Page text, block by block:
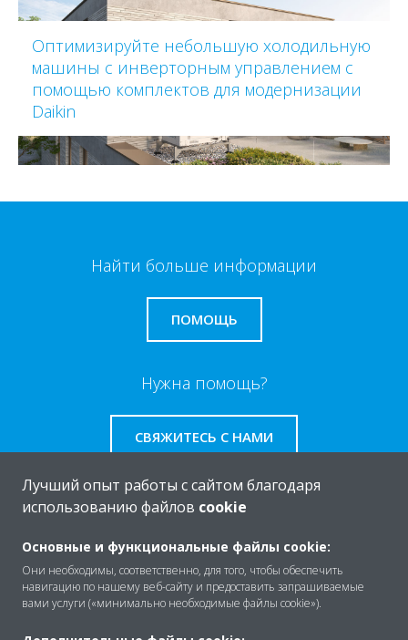
Оптимизируйте небольшую холодильную
машины с инверторным управлением с
помощью комплектов для модернизации
Daikin
Найти больше информации
ПОМОЩЬ
Нужна помощь?
СВЯЖИТЕСЬ С НАМИ
O Daikin
Решения
Лучший опыт работы с сайтом благодаря
использованию файлов cookie
Основные и функциональные файлы cookie:
Они необходимы, соответственно, для того, чтобы обеспечить
навигацию по нашему веб-сайту и предоставить запрашиваемые
вами услуги («минимально необходимые файлы cookie»).